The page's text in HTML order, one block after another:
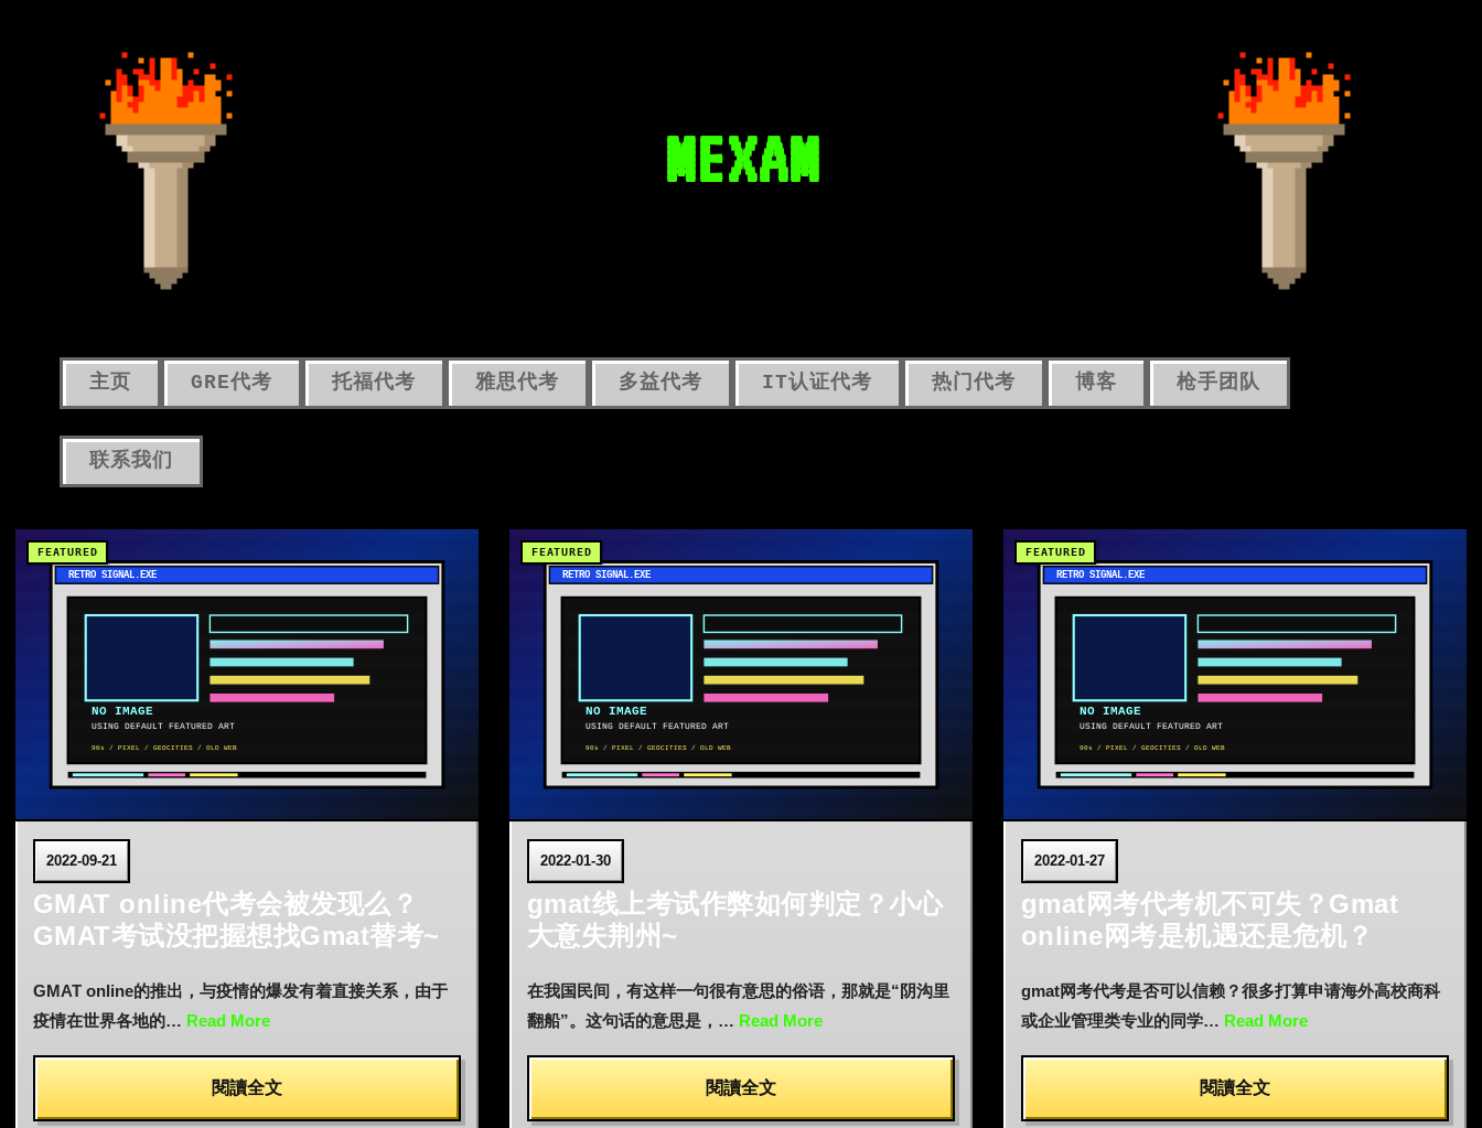
MEXAM
主页 GRE代考 托福代考 雅思代考 多益代考 IT认证代考 热门代考 博客 枪手团队
联系我们
2022-09-21
GMAT online代考会被发现么？
GMAT考试没把握想找Gmat替考~
GMAT online的推出，与疫情的爆发有着直接关系，由于
疫情在世界各地的… Read More
閱讀全文
2022-01-30
gmat线上考试作弊如何判定？小心
大意失荆州~
在我国民间，有这样一句很有意思的俗语，那就是“阴沟里
翻船”。这句话的意思是，… Read More
閱讀全文
2022-01-27
gmat网考代考机不可失？Gmat
online网考是机遇还是危机？
gmat网考代考是否可以信赖？很多打算申请海外高校商科
或企业管理类专业的同学… Read More
閱讀全文